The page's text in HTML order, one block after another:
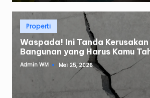
Posted
inProperti
Waspada! Ini Tanda
Bangunan yang Harus Kamu
Posted
Admin WM Mei 25, 2026